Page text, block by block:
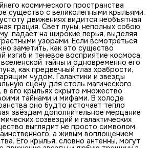
космического пространства
существо с великолепными крыльями.
движениях видится необъятная
грация. Свет луны, неполных собою
падает на широкие перья, выделяя
узорами. Если всмотреться
заметить, как это существо
изгиб и теневое восприятие космоса.
тайны и одновременно его
как предвечный глаз храбрости,
чудом. Галактики и звезды
сцену для столь магического
его крыльях скрыто множество
тайнами и мифами. В холоде
оно будто источает тепло
звёздам дополнительное мерцание
созвездий и галактических
выглядит не просто символом
а живым воплощением
Его крылья, словно антенны, могут